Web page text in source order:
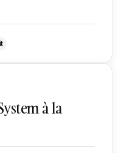
à la